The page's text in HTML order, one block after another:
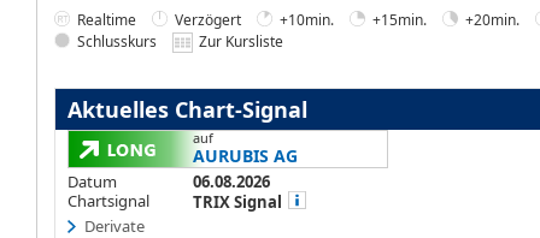
Realtime Verzögert +10min. +15min.
+20min.
Schlusskurs
Zur Kursliste
Aktuelles Chart-Signal
auf
AURUBIS AG
Datum
06.08.2026
Chartsignal
TRIX Signal
Derivate